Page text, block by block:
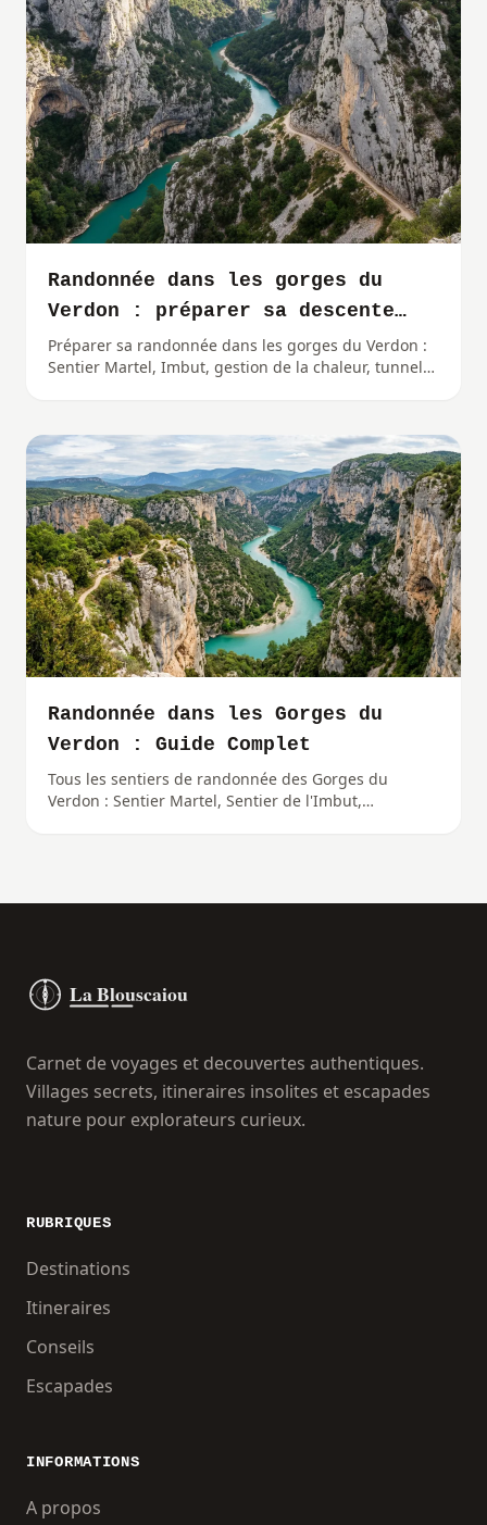
Randonnée dans les gorges du
Verdon : préparer sa descente
dans le canyon
Préparer sa randonnée dans les gorges du Verdon :
Sentier Martel, Imbut, gestion de la chaleur, tunnels,
Randonnée dans les Gorges du
Verdon : Guide Complet
Tous les sentiers de randonnée des Gorges du
Verdon : Sentier Martel, Sentier de l'Imbut,
Carnet de voyages et decouvertes authentiques.
Villages secrets, itineraires insolites et escapades
nature pour explorateurs curieux.
RUBRIQUES
Destinations
Itineraires
Conseils
Escapades
INFORMATIONS
A propos